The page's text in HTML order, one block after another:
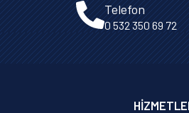
Telefon
0 532 350 69 72